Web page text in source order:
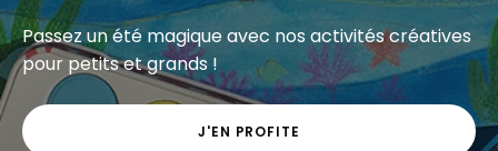
Passez un été magique avec nos activités créatives
pour petits et grands !
J'EN PROFITE